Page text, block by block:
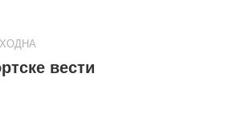
вести